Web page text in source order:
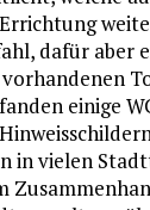
dafür aber
einige
in vielen